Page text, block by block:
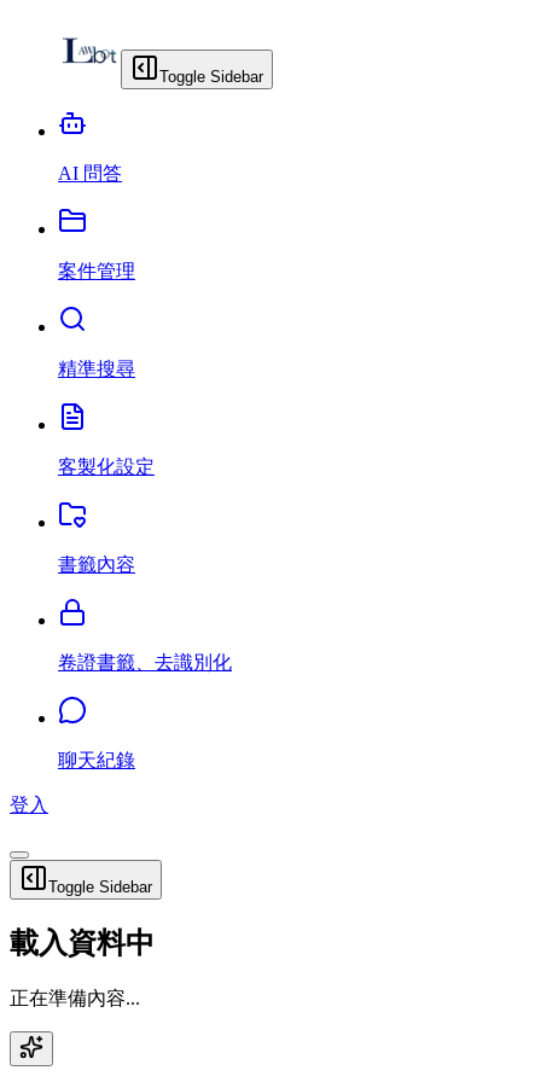
Toggle Sidebar
AI 問答
案件管理
精準搜尋
客製化設定
書籤內容
卷證書籤、去識別化
聊天紀錄
登入
Toggle Sidebar
載入資料中
正在準備內容...